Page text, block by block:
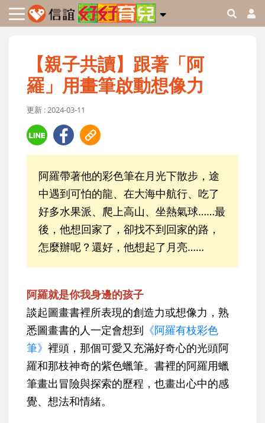
【親子共讀】跟著「阿
羅」用畫筆啟動想像力
更新 : 2024-03-11
阿羅帶著他的彩色筆在月光下散步，途
中遇到可怕的龍、在大海中航行、吃了
好多水果派、爬上高山、坐熱氣球……最
後，他想回家了，卻找不到回家的路，
怎麼辦呢？還好，他想起了月亮……
阿羅就是你我身邊的孩子
談起圖畫書裡所表現的創造力或想像力，熟
悉圖畫書的人一定會想到 《阿羅有枝彩色
筆》 裡頭，那個可愛又充滿好奇心的光頭阿
羅和那枝神奇的紫色蠟筆。書裡的阿羅用蠟
筆畫出冒險與探索的歷程，也畫出心中的感
覺、想法和情緒。